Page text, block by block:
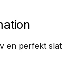
en perfekt